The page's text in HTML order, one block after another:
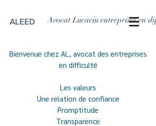
ALEED Avocat Lucaciu entreprises en
Bienvenue chez AL, avocat des entreprises
en difficulté
Les valeurs
Une relation de confiance
Promptitude
Transparence